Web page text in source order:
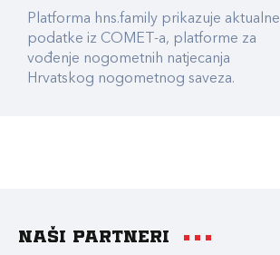
Platforma hns.family prikazuje aktualne
podatke iz COMET-a, platforme za
vođenje nogometnih natjecanja
Hrvatskog nogometnog saveza.
Naši partneri